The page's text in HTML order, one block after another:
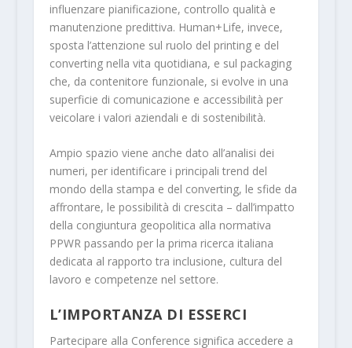
influenzare pianificazione, controllo qualità e
manutenzione predittiva. Human+Life, invece,
sposta l’attenzione sul ruolo del printing e del
converting nella vita quotidiana, e sul packaging
che, da contenitore funzionale, si evolve in una
superficie di comunicazione e accessibilità per
veicolare i valori aziendali e di sostenibilità.
Ampio spazio viene anche dato all’analisi dei
numeri, per identificare i principali trend del
mondo della stampa e del converting, le sfide da
affrontare, le possibilità di crescita – dall’impatto
della congiuntura geopolitica alla normativa
PPWR passando per la prima ricerca italiana
dedicata al rapporto tra inclusione, cultura del
lavoro e competenze nel settore.
L’IMPORTANZA DI ESSERCI
Partecipare alla Conference significa accedere a